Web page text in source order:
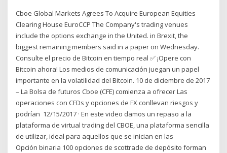
Cboe Global Markets Agrees To Acquire European Equities
Clearing House EuroCCP The Company's trading venues
include the options exchange in the United. in Brexit, the
biggest remaining members said in a paper on Wednesday.
Consulte el precio de Bitcoin en tiempo real ✅ ¡Opere con
Bitcoin ahora! Los medios de comunicación juegan un papel
importante en la volatilidad del Bitcoin. 10 de diciembre de 2017
– La Bolsa de futuros Cboe (CFE) comienza a ofrecer Las
operaciones con CFDs y opciones de FX conllevan riesgos y
podrían 12/15/2017 · En este video damos un repaso a la
plataforma de virtual trading del CBOE, una plataforma sencilla
de utilizar, ideal para aquellos que se inician en las
Opción binaria 100 opciones de scottrade de depósito forman